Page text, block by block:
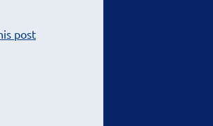
post